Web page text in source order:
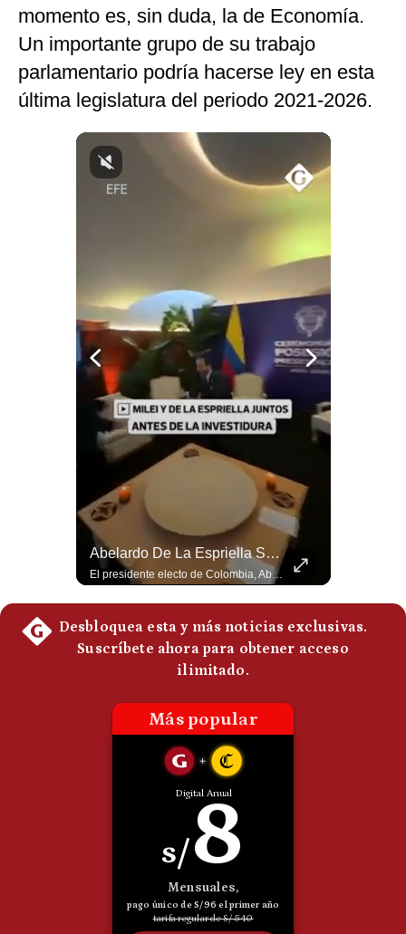
Notas Contratadas
Podcast
Condiciones
Preguntas
Frecuentes
momento es, sin duda, la de Economía.
Un importante grupo de su trabajo
parlamentario podría hacerse ley en esta
última legislatura del periodo 2021-2026.
Abelardo De La Espriella Se Reúne Con Javier Milei En Cali | Gestión Mundo
El presidente electo de Colombia, Abelardo de la Espriella, sostuvo una reunión bilateral en Cali con el mandatario argentino Javier Milei. El encuentro se dio pocas horas antes de la ceremonia de investidura presidencial para el periodo 2026-2030, marcando el inicio de una nueva alianza estratégica regional. #DeLaEspriella #JavierMilei #Colombia #Argentina #PoliticaLatina #Shorts 👉 Suscríbete y activa la campana para no perderte nuestro análisis diario. 🌎 Síguenos en nuestras redes sociales: 📌 Web oficial: https://gestion.pe/mundo/ 📌 LinkedIn: http://bit.ly/3HYIET0 📌 X (Twitter): http://bit.ly/4noZtX9 📌 TikTok: http://bit.ly/4evB6TO